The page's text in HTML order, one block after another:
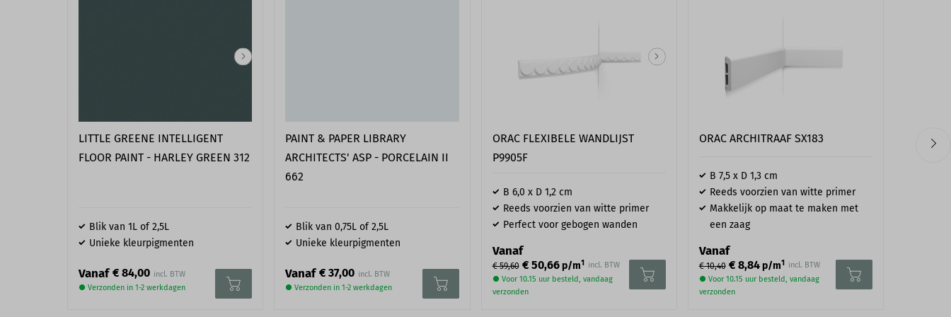
en vetvrij zijn, daarnaast is het belangrijk dat het vrij is van loszittende delen zoals behang
LITTLE GREENE INTELLIGENT
FLOOR PAINT - HARLEY GREEN 312
Blik van 1L of 2,5L
Unieke kleurpigmenten
Vanaf € 84,00
● Verzonden in 1-2 werkdagen
PAINT & PAPER LIBRARY
ARCHITECTS' ASP - PORCELAIN II
662
Blik van 0,75L of 2,5L
Unieke kleurpigmenten
Vanaf € 37,00
● Verzonden in 1-2 werkdagen
ORAC FLEXIBELE WANDLIJST
P9905F
B 6,0 x D 1,2 cm
Reeds voorzien van witte primer
Perfect voor gebogen wanden
Vanaf
€ 59,60 € 50,66p/m1 incl. BTW
● Voor 10.15 uur besteld, vandaag
verzonden
ORAC ARCHITRAAF SX183
B 7,5 x D 1,3 cm
Reeds voorzien van witte primer
Makkelijk op maat te maken met
een zaag
Vanaf
€ 10,40 € 8,84p/m1 incl. BTW
● Voor 10.15 uur besteld, vandaag
verzonden
LITTLE